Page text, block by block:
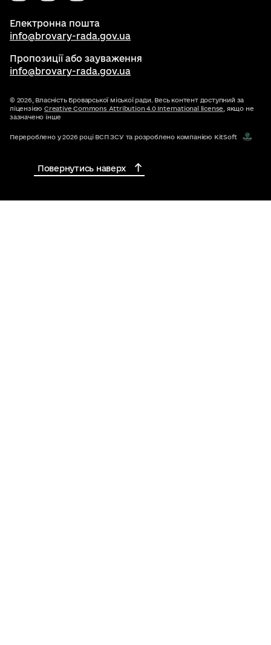
Електронна пошта
info@brovary-rada.gov.ua
Пропозиції або зауваження
info@brovary-rada.gov.ua
© 2026, Власність Броварської міської ради. Весь контент доступний за
ліцензією Creative Commons Attribution 4.0 International license , якщо не
зазначено інше
Перероблено у 2026 році ВСП ЗСУ та розроблено компанією KitSoft
Повернутись наверх